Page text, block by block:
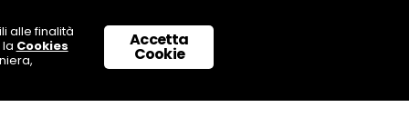
NOI SUPPORTO & CONTATTI
Accetta
Cookie
alle finalità
Cookies